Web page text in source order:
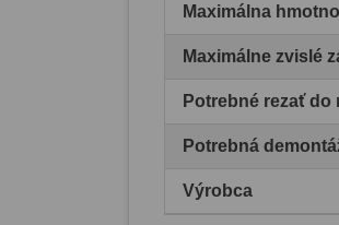
Maximálna
Maximálne zvislé
Potrebné rezať do
Potrebná
Výrobca